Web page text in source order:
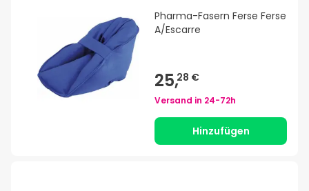
Pharma-Fasern Ferse Ferse
A/Escarre
25,28 €
Versand in 24-72h
Hinzufügen